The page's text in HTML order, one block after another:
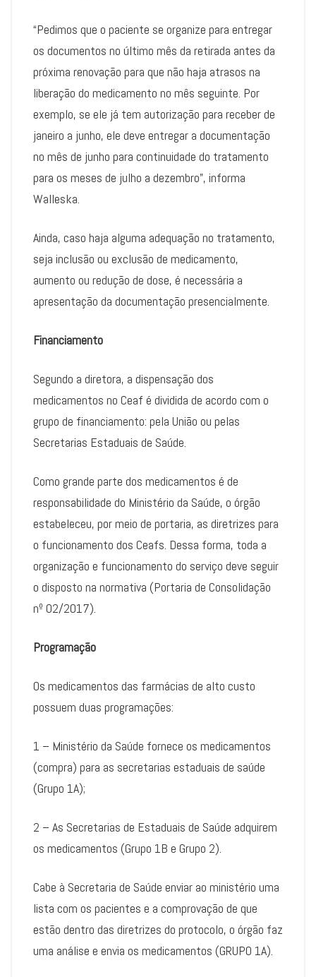
“Pedimos que o paciente se organize para entregar
os documentos no último mês da retirada antes da
próxima renovação para que não haja atrasos na
liberação do medicamento no mês seguinte. Por
exemplo, se ele já tem autorização para receber de
janeiro a junho, ele deve entregar a documentação
no mês de junho para continuidade do tratamento
para os meses de julho a dezembro”, informa
Walleska.
Ainda, caso haja alguma adequação no tratamento,
seja inclusão ou exclusão de medicamento,
aumento ou redução de dose, é necessária a
apresentação da documentação presencialmente.
Financiamento
Segundo a diretora, a dispensação dos
medicamentos no Ceaf é dividida de acordo com o
grupo de financiamento: pela União ou pelas
Secretarias Estaduais de Saúde.
Como grande parte dos medicamentos é de
responsabilidade do Ministério da Saúde, o órgão
estabeleceu, por meio de portaria, as diretrizes para
o funcionamento dos Ceafs. Dessa forma, toda a
organização e funcionamento do serviço deve seguir
o disposto na normativa (Portaria de Consolidação
nº 02/2017).
Programação
Os medicamentos das farmácias de alto custo
possuem duas programações:
1 – Ministério da Saúde fornece os medicamentos
(compra) para as secretarias estaduais de saúde
(Grupo 1A);
2 – As Secretarias de Estaduais de Saúde adquirem
os medicamentos (Grupo 1B e Grupo 2).
Cabe à Secretaria de Saúde enviar ao ministério uma
lista com os pacientes e a comprovação de que
estão dentro das diretrizes do protocolo, o órgão faz
uma análise e envia os medicamentos (GRUPO 1A).